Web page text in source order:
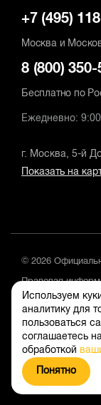
Используем
аналитику для
пользоваться
соглашаетесь
обработкой
Понятно
+7 (495)
Москва и
8 (800) 350-
Бесплатно по
Ежедневно:
г. Москва, 5-й
Показать на
© 2026
Правовая
Положение об